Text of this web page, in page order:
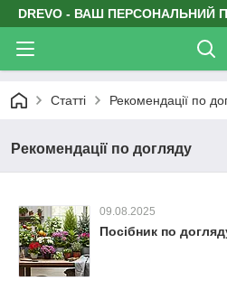
DREVO - ВАШ ПЕРСОНАЛЬНИЙ
Статті Рекомендації по
Рекомендації по догляду
09.08.2025
Посібник по